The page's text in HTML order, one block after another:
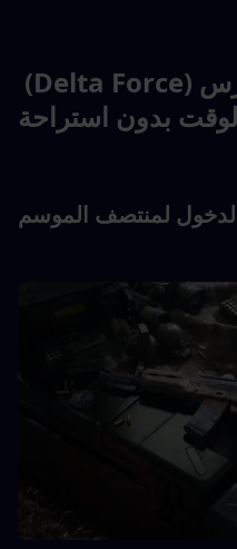
بدون استراحة
لمنتصف الموسم